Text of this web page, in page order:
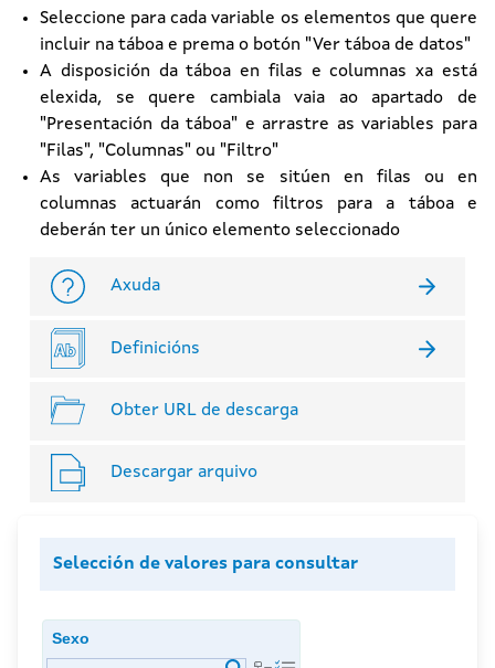
Seleccione para cada variable os elementos que quere
incluir na táboa e prema o botón "Ver táboa de datos"
A disposición da táboa en filas e columnas xa está
elexida, se quere cambiala vaia ao apartado de
"Presentación da táboa" e arrastre as variables para
"Filas", "Columnas" ou "Filtro"
As variables que non se sitúen en filas ou en
columnas actuarán como filtros para a táboa e
deberán ter un único elemento seleccionado
Axuda
Definicións
Obter URL de descarga
Descargar arquivo
Selección de valores para consultar
Sexo